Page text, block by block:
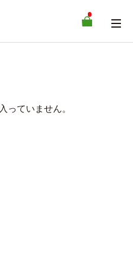
っていません。